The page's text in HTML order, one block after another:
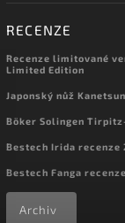
RECENZE
Recenze limitované
Limited Edition
Japonský nůž
Böker Solingen
Bestech Irida recenze
Bestech Fanga
Archiv